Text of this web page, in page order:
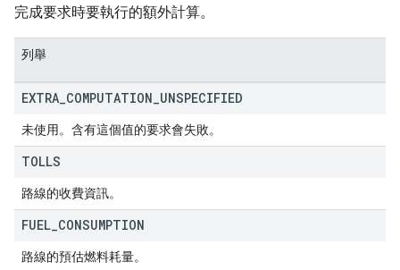
完成要求時要執行的額外計算。
列舉
EXTRA COMPUTATION UNSPECIFIED
未使用。含有這個值的要求會失敗。
TOLLS
路線的收費資訊。
FUEL CONSUMPTION
路線的預估燃料耗量。